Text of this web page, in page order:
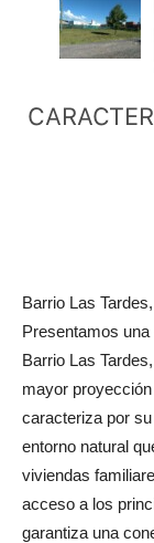
Barrio Las
Presentamos
Barrio Las
mayor
caracteriza por
entorno natural
viviendas
acceso a los
garantiza una